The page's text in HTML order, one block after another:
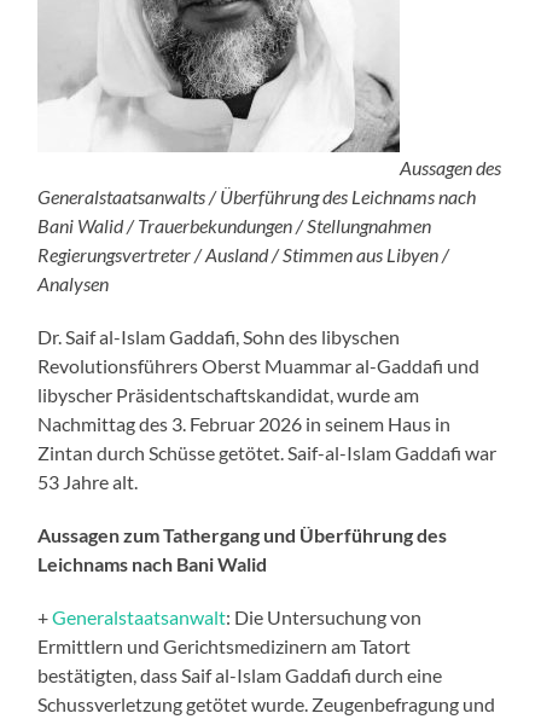
Aussagen des
Generalstaatsanwalts / Überführung des Leichnams nach
Bani Walid / Trauerbekundungen / Stellungnahmen
Regierungsvertreter / Ausland / Stimmen aus Libyen /
Analysen
Dr. Saif al-Islam Gaddafi, Sohn des libyschen
Revolutionsführers Oberst Muammar al-Gaddafi und
libyscher Präsidentschaftskandidat, wurde am
Nachmittag des 3. Februar 2026 in seinem Haus in
Zintan durch Schüsse getötet. Saif-al-Islam Gaddafi war
53 Jahre alt.
Aussagen zum Tathergang und Überführung des
Leichnams nach Bani Walid
+Generalstaatsanwalt: Die Untersuchung von
Ermittlern und Gerichtsmedizinern am Tatort
bestätigten, dass Saif al-Islam Gaddafi durch eine
Schussverletzung getötet wurde. Zeugenbefragung und